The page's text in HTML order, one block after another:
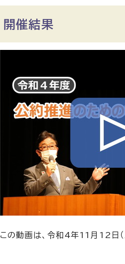
開催結果
この動画は、令和4年11月12日